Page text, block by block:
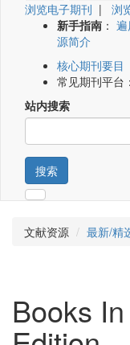
浏览电子期刊 | 浏
新手指南 ：
源简介
核心期刊要目
常见期刊平台：
站内搜索
搜索
文献资源 最新/精
Books